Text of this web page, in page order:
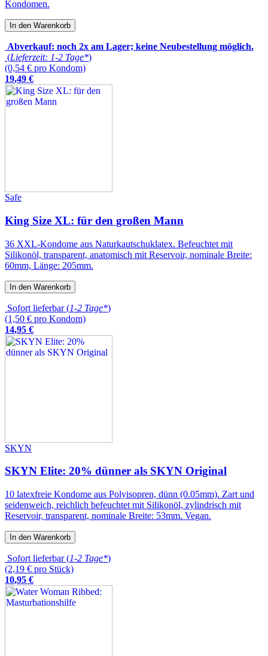
Kondomen.
In den Warenkorb
Abverkauf: noch 2x am Lager; keine Neubestellung möglich.
(Lieferzeit: 1-2 Tage*)
(0,54 € pro Kondom)
19,49 €
Safe
King Size XL: für den großen Mann
36 XXL-Kondome aus Naturkautschuklatex. Befeuchtet mit
Silikonöl, transparent, anatomisch mit Reservoir, nominale Breite:
60mm, Länge: 205mm.
In den Warenkorb
Sofort lieferbar (1-2 Tage*)
(1,50 € pro Kondom)
14,95 €
SKYN
SKYN Elite: 20% dünner als SKYN Original
10 latexfreie Kondome aus Polyisopren, dünn (0.05mm). Zart und
seidenweich, reichlich befeuchtet mit Silikonöl, zylindrisch mit
Reservoir, transparent, nominale Breite: 53mm. Vegan.
In den Warenkorb
Sofort lieferbar (1-2 Tage*)
(2,19 € pro Stück)
10,95 €